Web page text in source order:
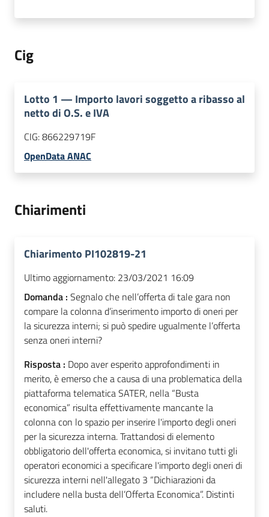
Cig
Lotto 1 — Importo lavori soggetto a ribasso al
netto di O.S. e IVA
CIG:866229719F
OpenData ANAC
Chiarimenti
Chiarimento PI102819-21
Ultimo aggiornamento: 23/03/2021 16:09
Domanda : Segnalo che nell’offerta di tale gara non
compare la colonna d’inserimento importo di oneri per
la sicurezza interni; si può spedire ugualmente l’offerta
senza oneri interni?
Risposta : Dopo aver esperito approfondimenti in
merito, è emerso che a causa di una problematica della
piattaforma telematica SATER, nella “Busta
economica” risulta effettivamente mancante la
colonna con lo spazio per inserire l'importo degli oneri
per la sicurezza interna. Trattandosi di elemento
obbligatorio dell'offerta economica, si invitano tutti gli
operatori economici a specificare l'importo degli oneri di
sicurezza interni nell'allegato 3 “Dichiarazioni da
includere nella busta dell’Offerta Economica”. Distinti
saluti.